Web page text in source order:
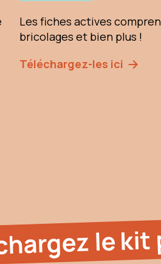
Les fiches actives
bricolages et bien plus !
Téléchargez-les ici
le